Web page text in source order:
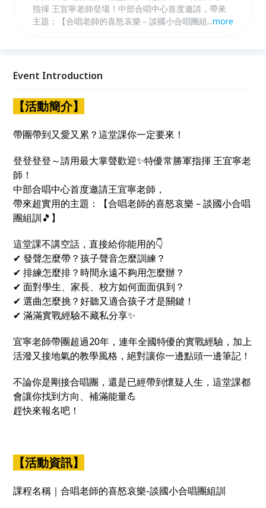
指揮 王宜寧老師登場！中部合唱中心首度邀請，帶來
主題：【合唱老師的喜怒哀樂－談國小合唱團組訓🎵】
全國特優，搭配活潑接地氣的教學風格，讓你一邊點頭
課都能幫你找回方向、補滿能量💪
...more
Event Introduction
【活動簡介】
帶團帶到又愛又累？這堂課你一定要來！
登登登登～請用最大掌聲歡迎✨特優常勝軍指揮 王宜寧老
師！
中部合唱中心首度邀請王宜寧老師，
帶來超實用的主題：【合唱老師的喜怒哀樂－談國小合唱
團組訓🎵】
這堂課不講空話，直接給你能用的👇
✔ 發聲怎麼帶？孩子聲音怎麼訓練？
✔ 排練怎麼排？時間永遠不夠用怎麼辦？
✔ 面對學生、家長、校方如何面面俱到？
✔ 選曲怎麼挑？好聽又適合孩子才是關鍵！
✔ 滿滿實戰經驗不藏私分享✨
宜寧老師帶團超過20年，連年全國特優的實戰經驗，加上
活潑又接地氣的教學風格，絕對讓你一邊點頭一邊筆記！
不論你是剛接合唱團，還是已經帶到懷疑人生，這堂課都
會讓你找到方向、補滿能量💪
趕快來報名吧！
【活動資訊】
課程名稱｜合唱老師的喜怒哀樂-談國小合唱團組訓